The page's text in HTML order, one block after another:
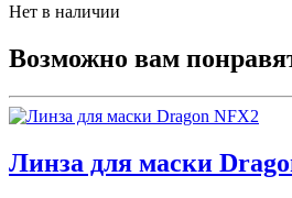
Нет в наличии
Возможно вам
Линза для маски